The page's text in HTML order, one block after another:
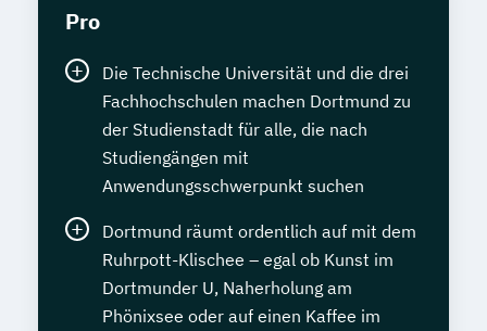
Pro
Die Technische Universität und die drei
Fachhochschulen machen Dortmund zu
der Studienstadt für alle, die nach
Studiengängen mit
Anwendungsschwerpunkt suchen
Dortmund räumt ordentlich auf mit dem
Ruhrpott-Klischee – egal ob Kunst im
Dortmunder U, Naherholung am
Phönixsee oder auf einen Kaffee im